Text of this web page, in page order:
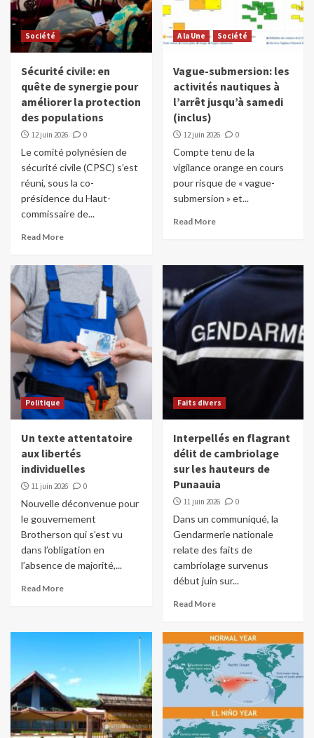
Société
Sécurité civile: en
quête de synergie pour
améliorer la protection
des populations
12 juin 2026 0
Le comité polynésien de
sécurité civile (CPSC) s’est
réuni, sous la co-
présidence du Haut-
commissaire de...
Read More
A la Une Société
Vague-submersion: les
activités nautiques à
l’arrêt jusqu’à samedi
(inclus)
12 juin 2026 0
Compte tenu de la
vigilance orange en cours
pour risque de « vague-
submersion » et...
Read More
Politique
Un texte attentatoire
aux libertés
individuelles
11 juin 2026 0
Nouvelle déconvenue pour
le gouvernement
Brotherson qui s’est vu
dans l’obligation en
l’absence de majorité,...
Read More
Faits divers
Interpellés en flagrant
délit de cambriolage
sur les hauteurs de
Punaauia
11 juin 2026 0
Dans un communiqué, la
Gendarmerie nationale
relate des faits de
cambriolage survenus
début juin sur...
Read More